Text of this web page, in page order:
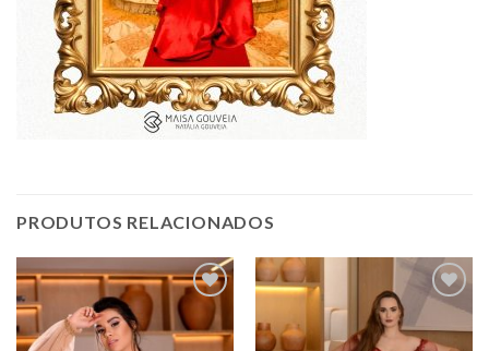
PRODUTOS RELACIONADOS
Add to
wishlist
Add to
wishlist